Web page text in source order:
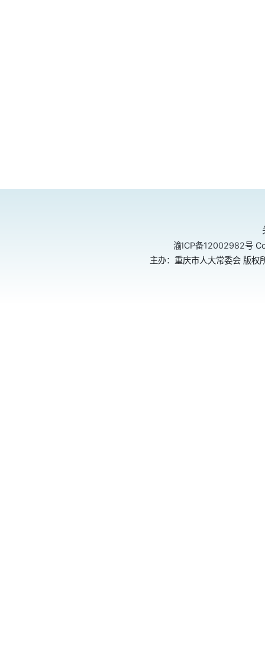
渝ICP备12002982号
主办：重庆市人大常委会 版